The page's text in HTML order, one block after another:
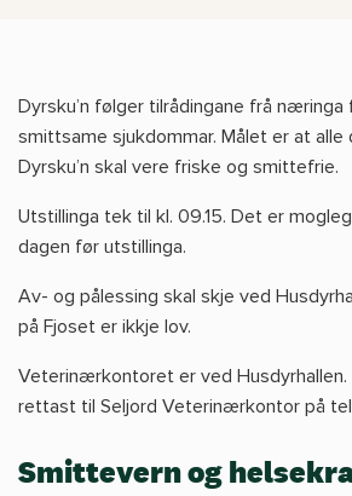
Dyrsku’n følger tilrådingane frå
smittsame sjukdommar. Målet er at alle
Dyrsku’n skal vere friske og smittefrie.
Utstillinga tek til kl. 09.15. Det er
dagen før utstillinga.
Av- og pålessing skal skje ved
på Fjoset er ikkje lov.
Veterinærkontoret er ved Husdyrhallen.
rettast til Seljord Veterinærkontor på
Smittevern og